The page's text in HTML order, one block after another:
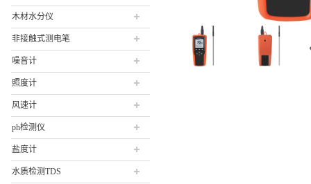
木材水分仪
非接触式测电笔
噪音计
照度计
风速计
ph检测仪
盐度计
水质检测TDS